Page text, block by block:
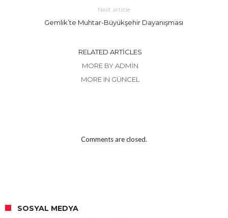
Next article
Gemlik’te Muhtar-Büyükşehir Dayanışması
RELATED ARTICLES
MORE BY ADMIN
MORE IN GÜNCEL
Comments are closed.
SOSYAL MEDYA